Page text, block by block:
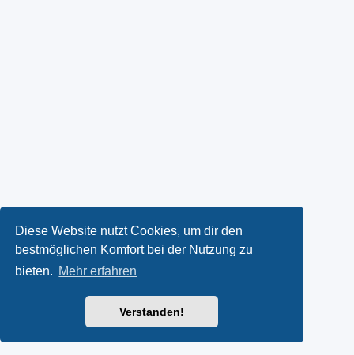
Diese Website nutzt Cookies, um dir den
bestmöglichen Komfort bei der Nutzung zu
bieten. Mehr erfahren
Verstanden!